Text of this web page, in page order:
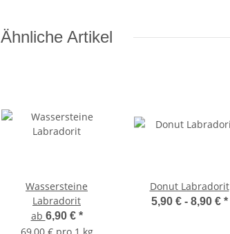
Ähnliche Artikel
Wassersteine
Labradorit
ab 6,90 € *
Donut Labradorit
5,90 € - 8,90 € *